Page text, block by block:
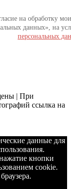
на обработку
данных», на
персональных
| При
ссылка на
данные для
кнопки
cookie.